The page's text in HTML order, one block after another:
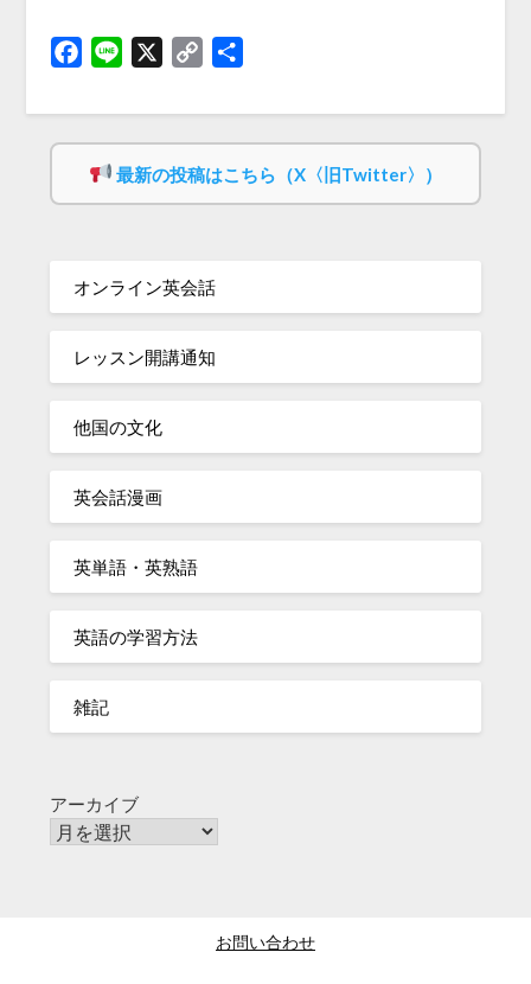
Facebook
Line
Copy
最新の投稿はこちら（X〈旧Twitter〉）
オンライン英会話
レッスン開講通知
他国の文化
英会話漫画
英単語・英熟語
英語の学習方法
雑記
アーカイブ
お問い合わせ